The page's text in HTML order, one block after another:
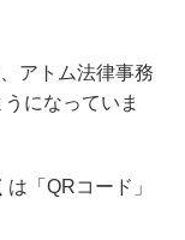
アトム法律事務
になっていま
「QRコード」